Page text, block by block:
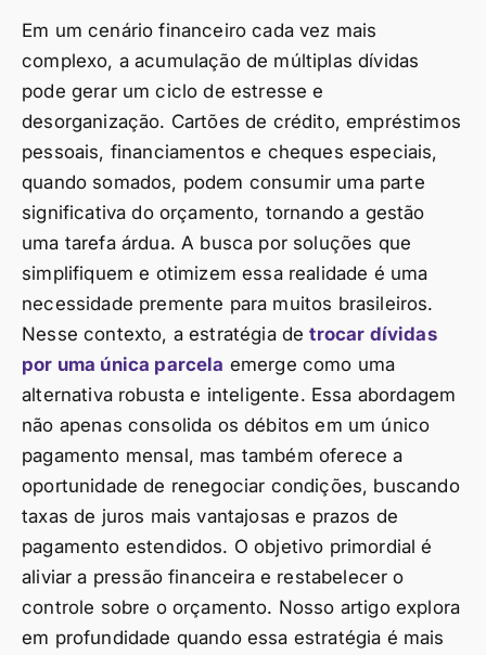
Em um cenário financeiro cada vez mais
complexo, a acumulação de múltiplas dívidas
pode gerar um ciclo de estresse e
desorganização. Cartões de crédito, empréstimos
pessoais, financiamentos e cheques especiais,
quando somados, podem consumir uma parte
significativa do orçamento, tornando a gestão
uma tarefa árdua. A busca por soluções que
simplifiquem e otimizem essa realidade é uma
necessidade premente para muitos brasileiros.
Nesse contexto, a estratégia detrocar dívidas
por uma única parcela emerge como uma
alternativa robusta e inteligente. Essa abordagem
não apenas consolida os débitos em um único
pagamento mensal, mas também oferece a
oportunidade de renegociar condições, buscando
taxas de juros mais vantajosas e prazos de
pagamento estendidos. O objetivo primordial é
aliviar a pressão financeira e restabelecer o
controle sobre o orçamento. Nosso artigo explora
em profundidade quando essa estratégia é mais